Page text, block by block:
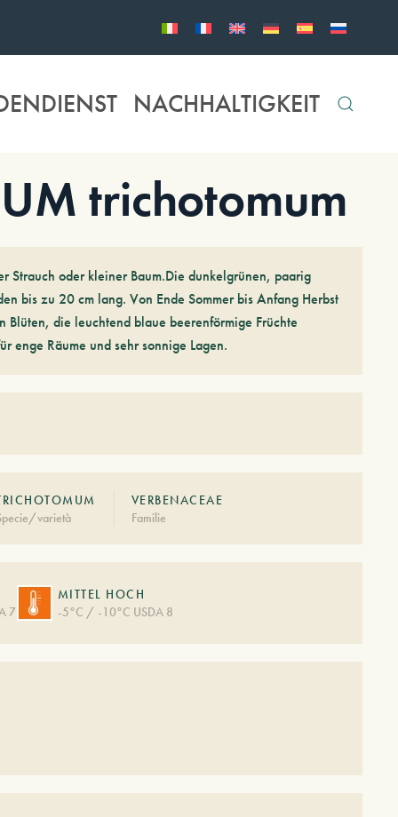
NACHHALTIGKEIT
trichotomum
Strauch oder kleiner Baum.Die dunkelgrünen, paarig
bis zu 20 cm lang. Von Ende Sommer bis Anfang Herbst
Blüten, die leuchtend blaue beerenförmige Früchte
enge Räume und sehr sonnige Lagen.
varietà
VERBENACEAE
Familie
7
MITTEL HOCH
-5°C / -10°C USDA 8